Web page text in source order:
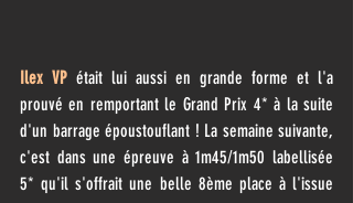
Ilex VP était lui aussi en grande forme et l'a
prouvé en remportant le Grand Prix 4* à la suite
d'un barrage époustouflant ! La semaine suivante,
c'est dans une épreuve à 1m45/1m50 labellisée
5* qu'il s'offrait une belle 8ème place à l'issue